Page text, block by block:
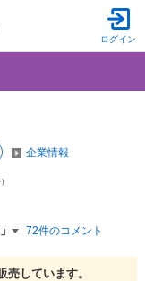
ログイン
企業情報
72件のコメント
売しています。